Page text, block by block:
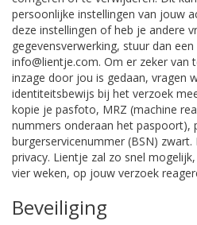
persoonlijke instellingen van jouw
deze instellingen of heb je andere
gegevensverwerking, stuur dan
info@lientje.com. Om er zeker
inzage door jou is gedaan, vragen
identiteitsbewijs bij het verzoek
kopie je pasfoto, MRZ (machine
nummers onderaan het paspoort),
burgerservicenummer (BSN)
privacy. Lientje zal zo snel
vier weken, op jouw verzoek
Beveiliging